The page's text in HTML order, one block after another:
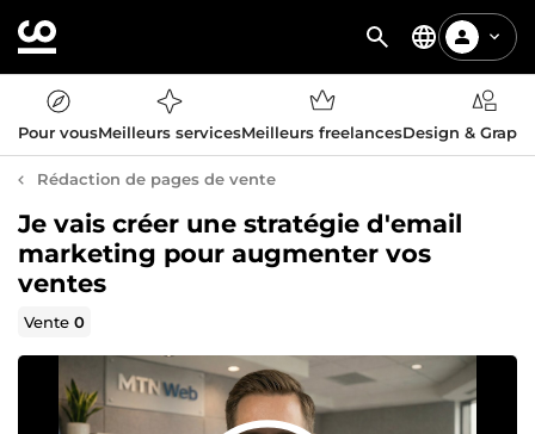
Pour vousMeilleurs servicesMeilleurs freelancesDesign &
Rédaction de pages de vente
Je vais créer une stratégie d'email
marketing pour augmenter vos
ventes
Vente0